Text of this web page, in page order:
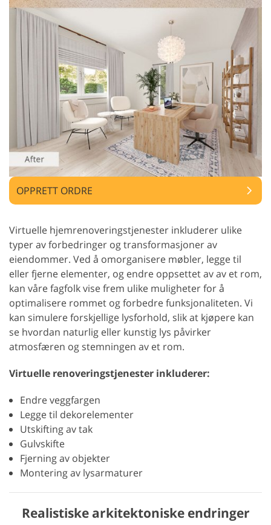
OPPRETT ORDRE
Virtuelle hjemrenoveringstjenester inkluderer ulike
typer av forbedringer og transformasjoner av
eiendommer. Ved å omorganisere møbler, legge til
eller fjerne elementer, og endre oppsettet av av et rom,
kan våre fagfolk vise frem ulike muligheter for å
optimalisere rommet og forbedre funksjonaliteten. Vi
kan simulere forskjellige lysforhold, slik at kjøpere kan
se hvordan naturlig eller kunstig lys påvirker
atmosfæren og stemningen av et rom.
Virtuelle renoveringstjenester inkluderer:
Endre veggfargen
Legge til dekorelementer
Utskifting av tak
Gulvskifte
Fjerning av objekter
Montering av lysarmaturer
Realistiske arkitektoniske endringer